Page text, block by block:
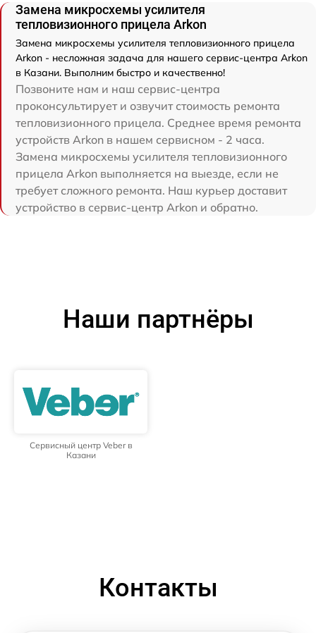
Замена микросхемы усилителя
тепловизионного прицела Arkon
Замена микросхемы усилителя тепловизионного прицела
Arkon - несложная задача для нашего сервис-центра Arkon
в Казани. Выполним быстро и качественно!
Позвоните нам и наш сервис-центра
проконсультирует и озвучит стоимость ремонта
тепловизионного прицела. Среднее время ремонта
устройств Arkon в нашем сервисном - 2 часа.
Замена микросхемы усилителя тепловизионного
прицела Arkon выполняется на выезде, если не
требует сложного ремонта. Наш курьер доставит
устройство в сервис-центр Arkon и обратно.
Наши партнёры
Сервисный центр Veber в
Казани
Контакты